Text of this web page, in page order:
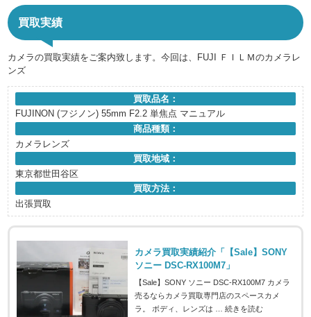
買取実績
カメラの買取実績をご案内致します。今回は、FUJI ＦＩＬＭのカメラレ
ンズ
買取品名：
FUJINON (フジノン) 55mm F2.2 単焦点 マニュアル
商品種類：
カメラレンズ
買取地域：
東京都世田谷区
買取方法：
出張買取
カメラ買取実績紹介「【Sale】SONY
ソニー DSC-RX100M7」
【Sale】SONY ソニー DSC-RX100M7 カメラ
売るならカメラ買取専門店のスペースカメ
ラ。 ボディ、レンズは …続きを読む